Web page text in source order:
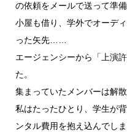
の依頼をメールで送って準備
小屋も借り、学外でオーデ
った矢先……
エージェンシーから「上演
た。
集まっていたメンバーは解散
私はたったひとり、学生が
ンタル費用を抱え込んでしま